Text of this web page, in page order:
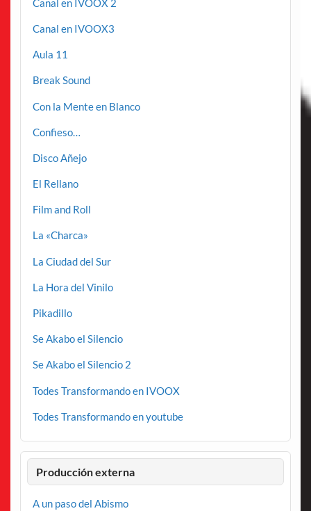
Canal en IVOOX 2
Canal en IVOOX3
Aula 11
Break Sound
Con la Mente en Blanco
Confieso…
Disco Añejo
El Rellano
Film and Roll
La «Charca»
La Ciudad del Sur
La Hora del Vinilo
Pikadillo
Se Akabo el Silencio
Se Akabo el Silencio 2
Todes Transformando en IVOOX
Todes Transformando en youtube
Producción externa
A un paso del Abismo